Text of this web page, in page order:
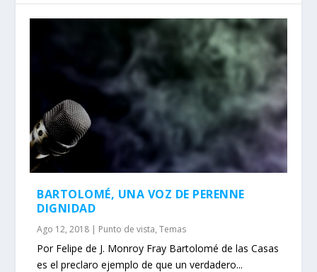
BARTOLOMÉ, UNA VOZ DE PERENNE
DIGNIDAD
Ago 12, 2018 | Punto de vista,Temas
Por Felipe de J. Monroy Fray Bartolomé de las Casas
es el preclaro ejemplo de que un verdadero...